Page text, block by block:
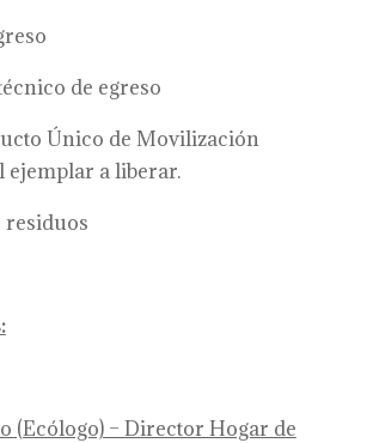
de egreso
Único de Movilización
ejemplar a liberar.
residuos
(Ecólogo) – Director Hogar de